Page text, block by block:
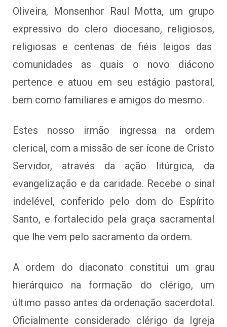
Oliveira, Monsenhor Raul Motta, um grupo
expressivo do clero diocesano, religiosos,
religiosas e centenas de fiéis leigos das
comunidades as quais o novo diácono
pertence e atuou em seu estágio pastoral,
bem como familiares e amigos do mesmo.
Estes nosso irmão ingressa na ordem
clerical, com a missão de ser ícone de Cristo
Servidor, através da ação litúrgica, da
evangelização e da caridade. Recebe o sinal
indelével, conferido pelo dom do Espírito
Santo, e fortalecido pela graça sacramental
que lhe vem pelo sacramento da ordem.
A ordem do diaconato constitui um grau
hierárquico na formação do clérigo, um
último passo antes da ordenação sacerdotal.
Oficialmente considerado clérigo da Igreja